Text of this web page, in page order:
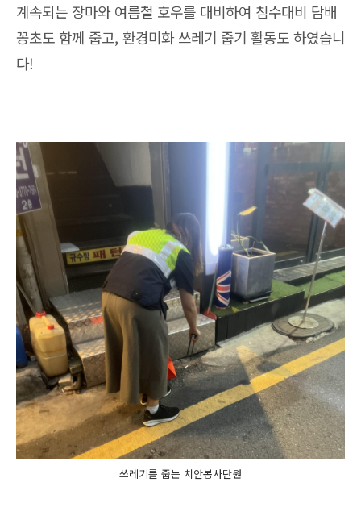
계속되는 장마와 여름철 호우를 대비하여 침수대비 담배
꽁초도 함께 줍고, 환경미화 쓰레기 줍기 활동도 하였습니
다!
쓰레기를 줍는 치안봉사단원